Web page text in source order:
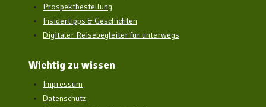
Prospektbestellung
Insidertipps & Geschichten
Digitaler Reisebegleiter für unterwegs
Wichtig zu wissen
Impressum
Datenschutz